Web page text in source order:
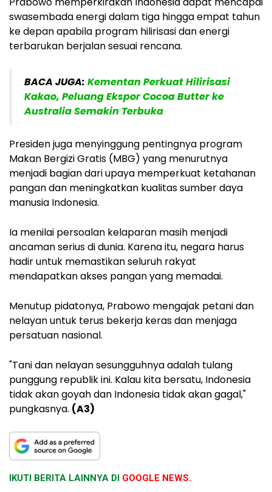
swasembada energi dalam tiga hingga empat tahun
ke depan apabila program hilirisasi dan energi
terbarukan berjalan sesuai rencana.
BACA JUGA: Kementan Perkuat Hilirisasi
Kakao, Peluang Ekspor Cocoa Butter ke
Australia Semakin Terbuka
Presiden juga menyinggung pentingnya program
Makan Bergizi Gratis (MBG) yang menurutnya
menjadi bagian dari upaya memperkuat ketahanan
pangan dan meningkatkan kualitas sumber daya
manusia Indonesia.
Ia menilai persoalan kelaparan masih menjadi
ancaman serius di dunia. Karena itu, negara harus
hadir untuk memastikan seluruh rakyat
mendapatkan akses pangan yang memadai.
Menutup pidatonya, Prabowo mengajak petani dan
nelayan untuk terus bekerja keras dan menjaga
persatuan nasional.
"Tani dan nelayan sesungguhnya adalah tulang
punggung republik ini. Kalau kita bersatu, Indonesia
tidak akan goyah dan Indonesia tidak akan gagal,"
pungkasnya. (A3)
IKUTI BERITA LAINNYA DI GOOGLE NEWS.